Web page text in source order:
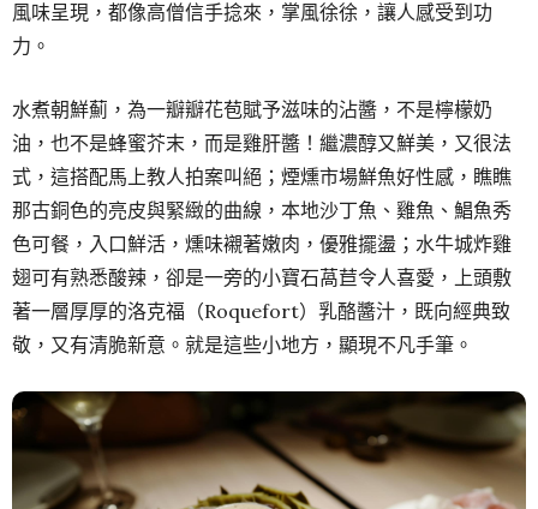
風味呈現，都像高僧信手捻來，掌風徐徐，讓人感受到功
力。
水煮朝鮮薊，為一瓣瓣花苞賦予滋味的沾醬，不是檸檬奶
油，也不是蜂蜜芥末，而是雞肝醬！繼濃醇又鮮美，又很法
式，這搭配馬上教人拍案叫絕；煙燻市場鮮魚好性感，瞧瞧
那古銅色的亮皮與緊緻的曲線，本地沙丁魚、雞魚、鯧魚秀
色可餐，入口鮮活，燻味襯著嫩肉，優雅擺盪；水牛城炸雞
翅可有熟悉酸辣，卻是一旁的小寶石萵苣令人喜愛，上頭敷
著一層厚厚的洛克福（Roquefort）乳酪醬汁，既向經典致
敬，又有清脆新意。就是這些小地方，顯現不凡手筆。